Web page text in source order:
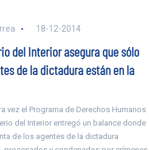
18-12-2014
del Interior asegura que sólo
de la dictadura están en la
vez el Programa de Derechos Humanos
del Interior entregó un balance donde
de los agentes de la dictadura